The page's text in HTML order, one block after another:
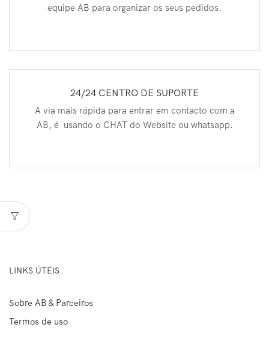
equipe AB para organizar os seus pedidos.
24/24 CENTRO DE SUPORTE
A via mais rápida para entrar em contacto com a
AB, é usando o CHAT do Website ou whatsapp.
LINKS ÚTEIS
Sobre AB & Parceiros
Termos de uso